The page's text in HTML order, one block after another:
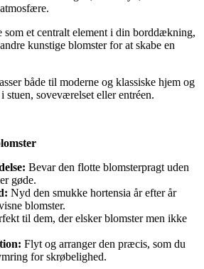
som et centralt element i din borddækning,
kunstige blomster for at skabe en
både til moderne og klassiske hjem og
stuen, soveværelset eller entréen.
Bevar den flotte blomsterpragt uden
gøde.
Nyd den smukke hortensia år efter år
blomster.
til dem, der elsker blomster men ikke
Flyt og arranger den præcis, som du
for skrøbelighed.